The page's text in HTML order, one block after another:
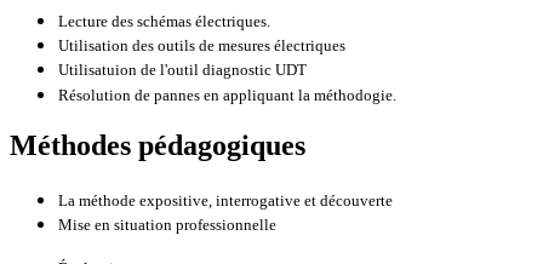
Lecture des schémas électriques.
Utilisation des outils de mesures électriques
Utilisatuion de l'outil diagnostic UDT
Résolution de pannes en appliquant la méthodogie.
Méthodes pédagogiques
La méthode expositive, interrogative et découverte
Mise en situation professionnelle